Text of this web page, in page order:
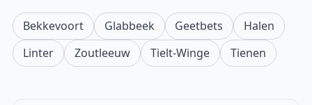
Bekkevoort Glabbeek Geetbets
Halen
Linter
Zoutleeuw Tielt-Winge Tienen